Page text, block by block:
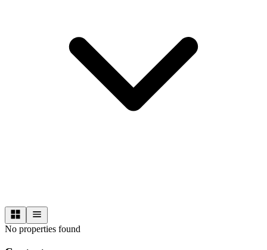
No properties found